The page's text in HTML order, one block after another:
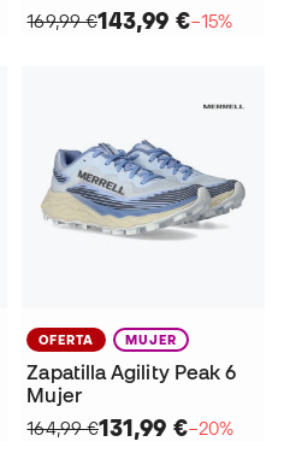
169,99 €143,99 €−15%
OFERTA MUJER
Zapatilla Agility Peak 6
Mujer
164,99 €131,99 €−20%